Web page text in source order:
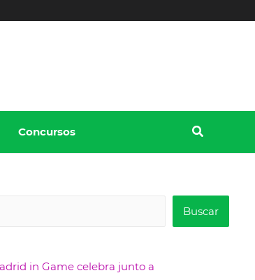
Concursos
Buscar
in Game celebra junto a